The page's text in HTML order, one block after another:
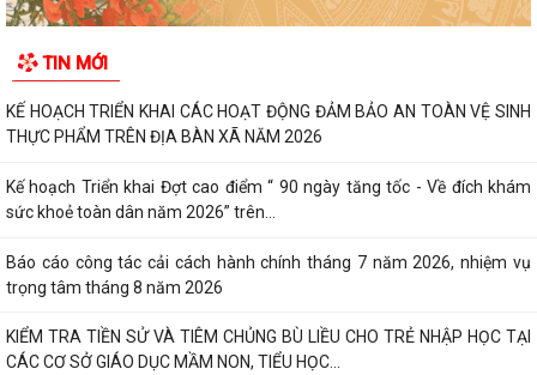
TIN MỚI
KẾ HOẠCH TRIỂN KHAI CÁC HOẠT ĐỘNG ĐẢM BẢO AN TOÀN VỆ SINH
THỰC PHẨM TRÊN ĐỊA BÀN XÃ NĂM 2026
Kế hoạch Triển khai Đợt cao điểm “ 90 ngày tăng tốc - Về đích khám
sức khoẻ toàn dân năm 2026” trên...
Báo cáo công tác cải cách hành chính tháng 7 năm 2026, nhiệm vụ
trọng tâm tháng 8 năm 2026
KIỂM TRA TIỀN SỬ VÀ TIÊM CHỦNG BÙ LIỀU CHO TRẺ NHẬP HỌC TẠI
CÁC CƠ SỞ GIÁO DỤC MẦM NON, TIỂU HỌC...